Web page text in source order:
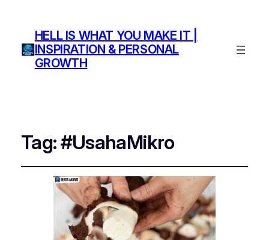
HELL IS WHAT YOU MAKE IT |
INSPIRATION & PERSONAL
GROWTH
Tag:#UsahaMikro